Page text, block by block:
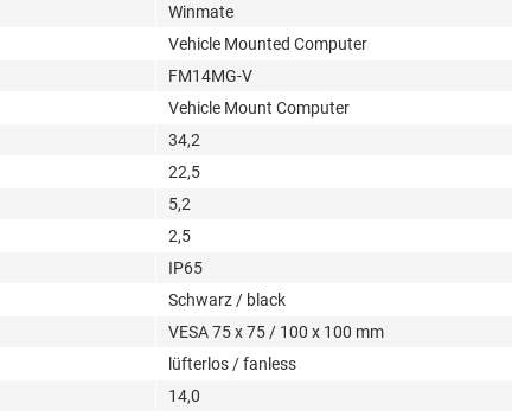
Winmate
Vehicle Mounted Computer
FM14MG-V
Vehicle Mount Computer
34,2
22,5
5,2
2,5
IP65
Schwarz / black
VESA 75 x 75 / 100 x 100 mm
lüfterlos / fanless
14,0